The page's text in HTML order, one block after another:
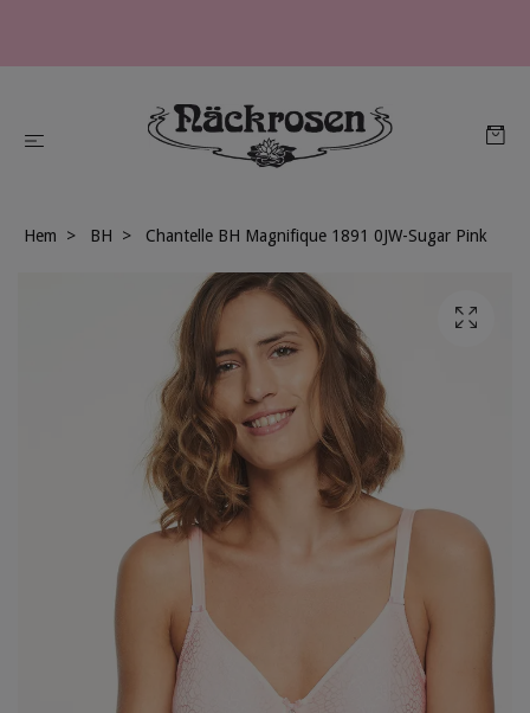
Hem BH Chantelle BH Magnifique 1891 0JW-Sugar Pink